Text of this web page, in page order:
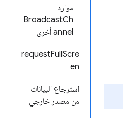
موارد
BroadcastCh
annel أخرى
requestFullScre
en
استرجاع البيانات
من مصدر خارجي